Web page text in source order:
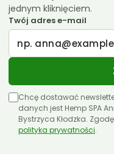
jednym kliknięciem.
Twój adres e-mail
Chcę dostawać
danych jest Hemp SPA
Bystrzyca Kłodzka.
polityka prywatności.